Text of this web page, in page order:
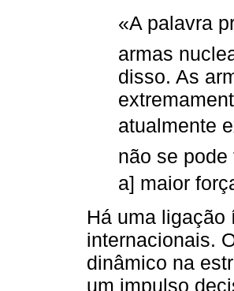
«A palavra
armas
disso. As
atualmente
não se
a] maior
Há uma ligação
internacionais.
dinâmico na
um impulso